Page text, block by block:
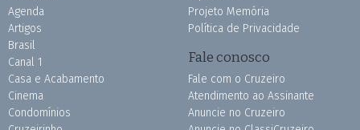
Agenda
Artigos
Brasil
Canal 1
Casa e Acabamento
Cinema
Condomínios
Projeto Memória
Política de Privacidade
Fale conosco
Fale com o Cruzeiro
Atendimento ao Assinante
Anuncie no Cruzeiro